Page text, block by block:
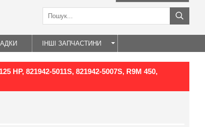
ІНШІ ЗАПЧАСТИНИ
HP, 821942-5011S, 821942-5007S, R9M 450,